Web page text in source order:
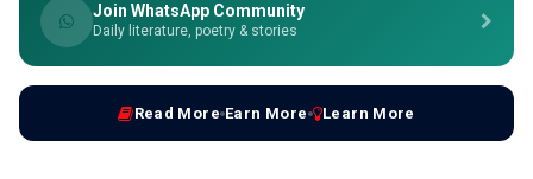
Join WhatsApp Community
Daily literature, poetry & stories
Read More Earn More Learn More